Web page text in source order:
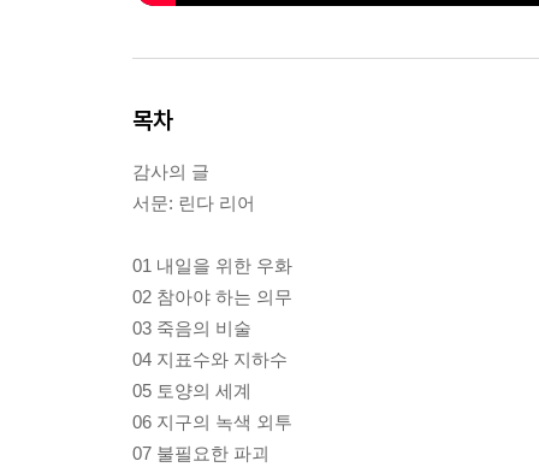
목차
감사의 글
서문: 린다 리어
01 내일을 위한 우화
02 참아야 하는 의무
03 죽음의 비술
04 지표수와 지하수
05 토양의 세계
06 지구의 녹색 외투
07 불필요한 파괴